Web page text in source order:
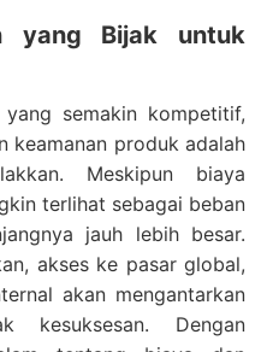
yang Bijak untuk
semakin kompetitif,
keamanan produk adalah
Meskipun biaya
terlihat sebagai beban
jauh lebih besar.
akses ke pasar global,
akan mengantarkan
kesuksesan. Dengan